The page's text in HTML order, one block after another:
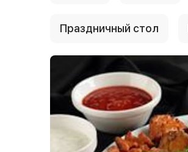
Праздничный стол